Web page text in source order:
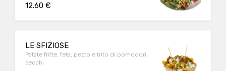
12.60 €
LE SFIZIOSE
Patate fritte, feta, pesto e trito di pomodori
secchi